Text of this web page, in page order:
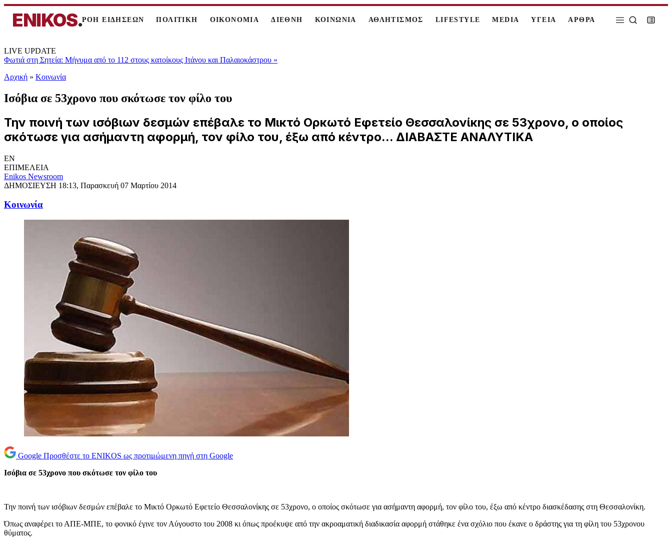
ENIKOS.ΡΟΗ ΕΙΔΗΣΕΩΝ ΠΟΛΙΤΙΚΗ ΟΙΚΟΝΟΜΙΑ ΔΙΕΘΝΗ ΚΟΙΝΩΝΙΑ ΑΘΛΗΤΙΣΜΟΣ LIFESTYLE MEDIA ΥΓΕΙΑ ΑΡΘΡΑ
LIVE UPDATE
Φωτιά στη Σητεία: Μήνυμα από το 112 στους κατοίκους Ιτάνου και Παλαιοκάστρου »
Αρχική » Κοινωνία
Ισόβια σε 53χρονο που σκότωσε τον φίλο του
Την ποινή των ισόβιων δεσμών επέβαλε το Μικτό Ορκωτό Εφετείο Θεσσαλονίκης σε 53χρονο, ο οποίος
σκότωσε για ασήμαντη αφορμή, τον φίλο του, έξω από κέντρο... ΔΙΑΒΑΣΤΕ ΑΝΑΛΥΤΙΚΑ
EN
ΕΠΙΜΕΛΕΙΑ
Enikos Newsroom
ΔΗΜΟΣΙΕΥΣΗ 18:13, Παρασκευή 07 Μαρτίου 2014
Κοινωνία
Google Προσθέστε το ENIKOS ως προτιμώμενη πηγή στη Google
Ισόβια σε 53χρονο που σκότωσε τον φίλο του
Την ποινή των ισόβιων δεσμών επέβαλε το Μικτό Ορκωτό Εφετείο Θεσσαλονίκης σε 53χρονο, ο οποίος σκότωσε για ασήμαντη αφορμή, τον φίλο του, έξω από κέντρο διασκέδασης στη Θεσσαλονίκη.
Όπως αναφέρει το ΑΠΕ-ΜΠΕ, το φονικό έγινε τον Αύγουστο του 2008 κι όπως προέκυψε από την ακροαματική διαδικασία αφορμή στάθηκε ένα σχόλιο που έκανε ο δράστης για τη φίλη του 53χρονου
θύματος.